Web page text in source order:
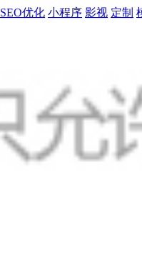
SEO优化 小程序 影视 定制